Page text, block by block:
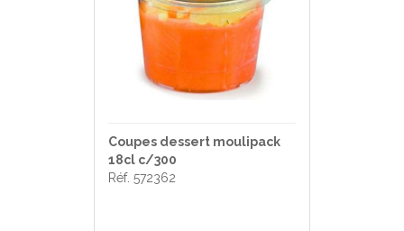
Coupes dessert moulipack
18cl c/300
Réf. 572362